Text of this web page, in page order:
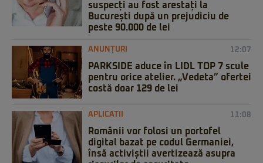
suspecți au fost arestați la
București după un prejudiciu de
peste 90.000 de lei
ANUNȚURI 12:07
PARKSIDE aduce în LIDL TOP 7 scule
pentru orice atelier. „Vedeta” ofertei
costă doar 129 de lei
APLICATII 11:08
Românii vor folosi un portofel
digital bazat pe codul Germaniei,
însă activiștii avertizează asupra